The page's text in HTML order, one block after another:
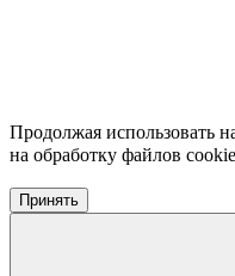
Продолжая использовать
на обработку файлов
Принять